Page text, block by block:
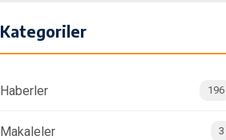
Kategoriler
Haberler 196
Makaleler 3